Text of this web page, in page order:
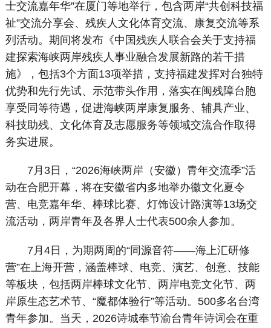
士交流嘉年华”在厦门等地举行，包含两岸“共创科技福
祉”交流分享会、残疾人文化体育交流、康复交流等系
列活动。期间将发布《中国残疾人联合会关于支持福
建探索海峡两岸残疾人事业融合发展新路的若干措
施》，包括3个方面13项举措，支持福建发挥对台独特
优势和先行先试、示范带头作用，落实在闽残障台胞
享受同等待遇，促进海峡两岸康复服务、辅具产业、
科技助残、文化体育及志愿服务等领域交流合作取得
务实进展。
7月3日，“2026海峡两岸（安徽）青年交流季”活
动在合肥开幕，将在安徽省内多地举办徽文化夏令
营、电竞嘉年华、棒球比赛、灯饰设计路演等13场交
流活动，两岸青年及各界人士代表500余人参加。
7月4日，为期两周的“同源音符——海上汇研修
营”在上海开营，涵盖棒球、电竞、演艺、创意、技能
等板块，包括两岸棒球文化节、两岸电竞文化节、两
岸原生态艺术节、“魔都体验行”等活动。500多名台湾
青年参加。当天，2026诗城奉节渝台青年诗词会在重